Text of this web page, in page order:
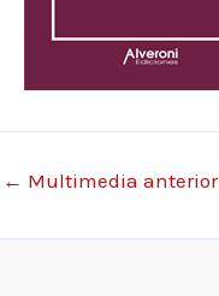
← Multimedia anterior